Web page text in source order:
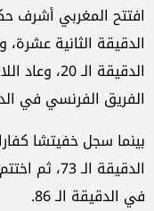
افتتح المغربي أشرف
الدقيقة الثانية
الدقيقة الـ
الفريق الفرنسي في
بينما سجل خفيتشا
الدقيقة
في الدقيقة الـ 86.